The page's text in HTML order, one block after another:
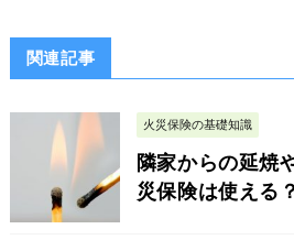
関連記事
火災保険の基礎知識
隣家からの延焼
災保険は使える？